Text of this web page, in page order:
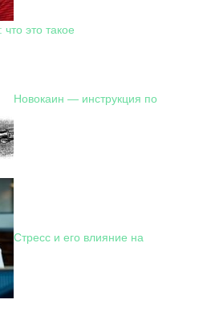
это такое
Новокаин — инструкция по
Стресс и его влияние на